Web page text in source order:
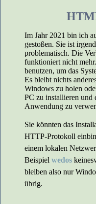
Im Jahr 2021 bin ich
gestoßen. Sie ist
problematisch. Die
funktioniert nicht
benutzen, um das
Es bleibt nichts
Windows zu holen
PC zu installieren und
Anwendung zu
Sie könnten das
HTTP-Protokoll
einem lokalen
Beispiel wedos
bleiben also nur
übrig.